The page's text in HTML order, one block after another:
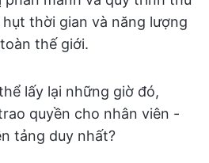
thời gian và năng lượng
thế giới.
lấy lại những giờ đó,
quyền cho nhân viên -
tảng duy nhất?